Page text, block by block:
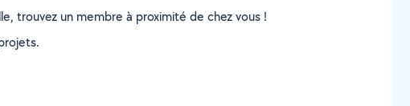
trouvez un membre à proximité de chez vous !